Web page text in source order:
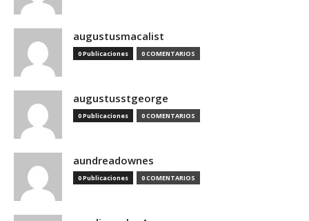
augustusmacalist
0 Publicaciones 0 COMENTARIOS
augustusstgeorge
0 Publicaciones 0 COMENTARIOS
aundreadownes
0 Publicaciones 0 COMENTARIOS